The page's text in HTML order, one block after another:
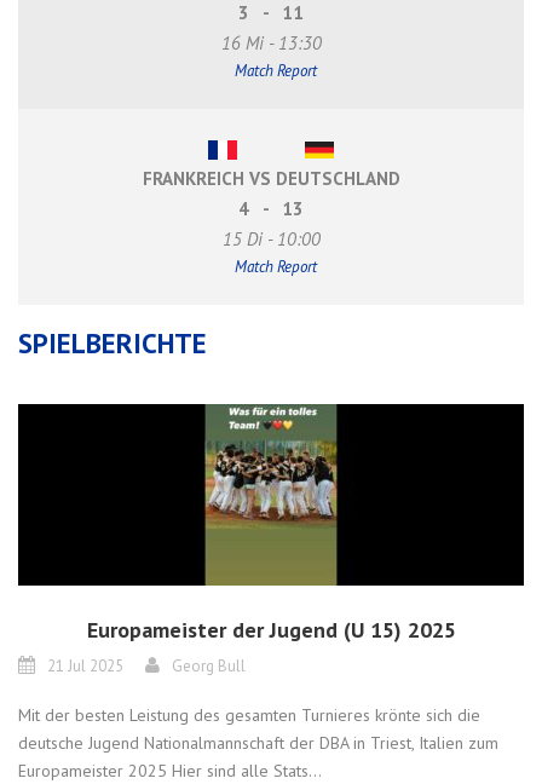
3
-
11
16 Mi - 13:30
Match Report
FRANKREICH VS DEUTSCHLAND
4
-
13
15 Di - 10:00
Match Report
SPIELBERICHTE
Europameister der Jugend (U 15) 2025
21 Jul 2025 Georg Bull
Mit der besten Leistung des gesamten Turnieres krönte sich die
deutsche Jugend Nationalmannschaft der DBA in Triest, Italien zum
Europameister 2025 Hier sind alle Stats...